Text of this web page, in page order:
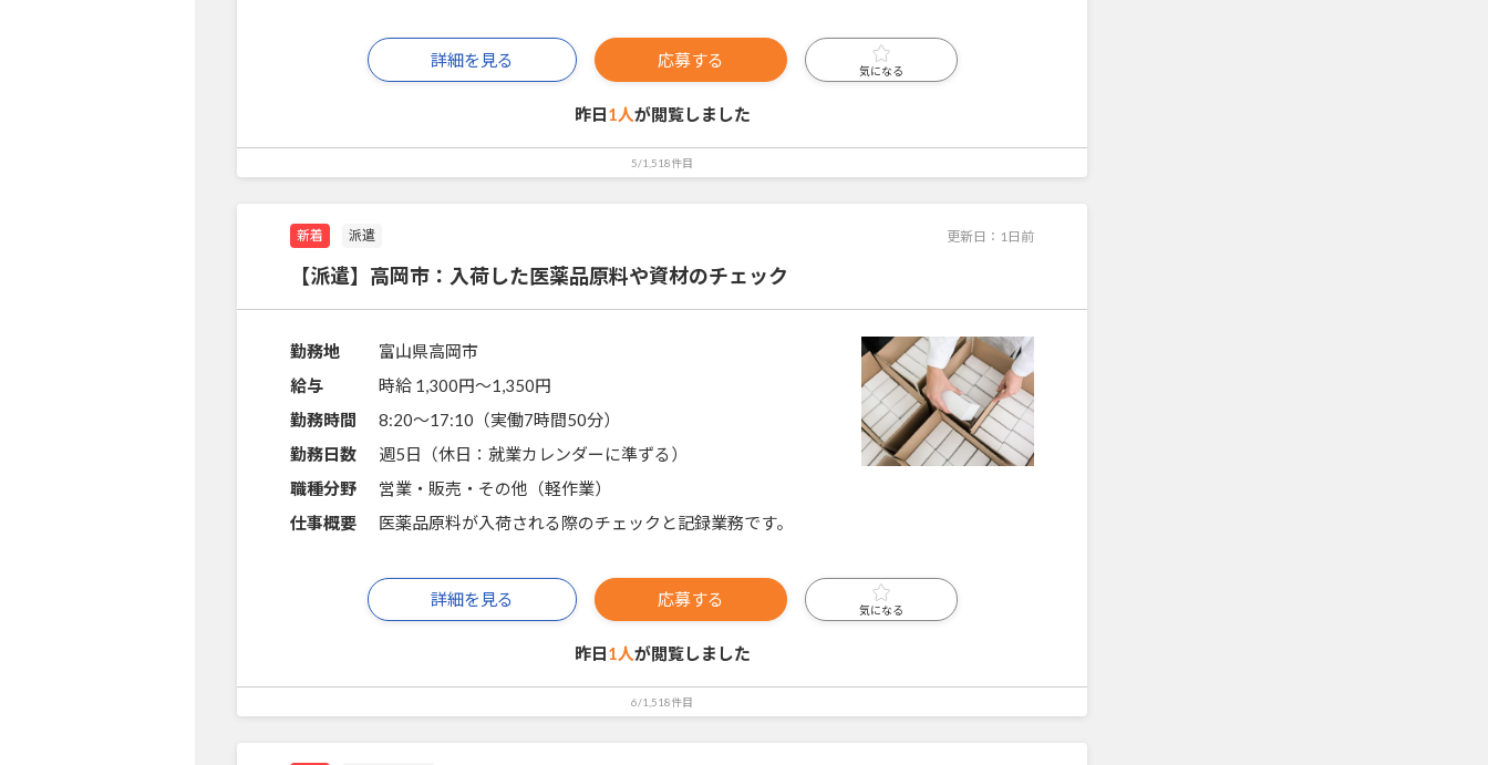
詳細を見る 応募する
気になる
昨日1人が閲覧しました
5/1,518件目
新着 派遣 更新日： 1日前
【派遣】高岡市：入荷した医薬品原料や資材のチェック
勤務地
富山県高岡市
給与
時給 1,300円〜1,350円
勤務時間
8:20～17:10（実働7時間50分）
勤務日数
週5日（休日：就業カレンダーに準ずる）
職種分野
営業・販売・その他（軽作業）
仕事概要
医薬品原料が入荷される際のチェックと記録業務です。
詳細を見る 応募する
気になる
昨日1人が閲覧しました
6/1,518件目